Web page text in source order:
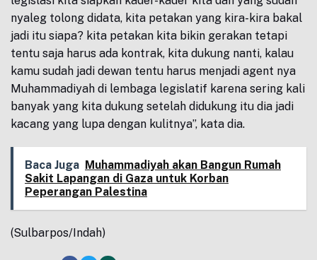
nyaleg tolong didata, kita petakan yang kira-kira bakal
jadi itu siapa? kita petakan kita bikin gerakan tetapi
tentu saja harus ada kontrak, kita dukung nanti, kalau
kamu sudah jadi dewan tentu harus menjadi agent nya
Muhammadiyah di lembaga legislatif karena sering kali
banyak yang kita dukung setelah didukung itu dia jadi
kacang yang lupa dengan kulitnya”, kata dia.
Baca Juga Muhammadiyah akan Bangun Rumah
Sakit Lapangan di Gaza untuk Korban
Peperangan Palestina
(Sulbarpos/Indah)